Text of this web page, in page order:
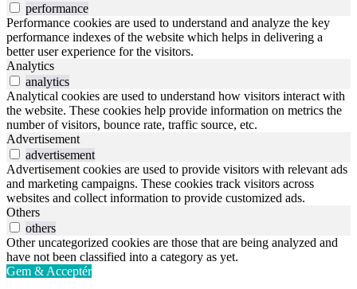
performance
Performance cookies are used to understand and analyze the key
performance indexes of the website which helps in delivering a
better user experience for the visitors.
Analytics
analytics
Analytical cookies are used to understand how visitors interact with
the website. These cookies help provide information on metrics the
number of visitors, bounce rate, traffic source, etc.
Advertisement
advertisement
Advertisement cookies are used to provide visitors with relevant ads
and marketing campaigns. These cookies track visitors across
websites and collect information to provide customized ads.
Others
others
Other uncategorized cookies are those that are being analyzed and
have not been classified into a category as yet.
Gem & Acceptér